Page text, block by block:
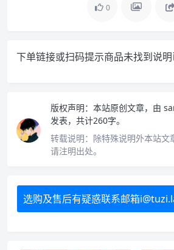
0
下单链接或扫码提示商品未找到说明
版权声明： 本站原创文章，由
发表，共计260字。
转载说明： 除特殊说明外本站文
请注明出处。
选购及售后有疑惑联系邮箱